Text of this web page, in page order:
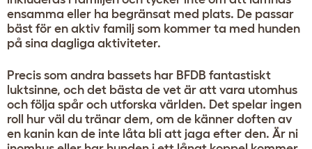
ensamma eller ha begränsat med plats. De passar
bäst för en aktiv familj som kommer ta med hunden
på sina dagliga aktiviteter.
Precis som andra bassets har BFDB fantastiskt
luktsinne, och det bästa de vet är att vara utomhus
och följa spår och utforska världen. Det spelar ingen
roll hur väl du tränar dem, om de känner doften av
en kanin kan de inte låta bli att jaga efter den. Är ni